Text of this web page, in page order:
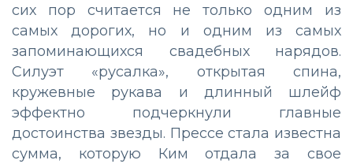
сих пор считается не только одним из
самых дорогих, но и одним из самых
запоминающихся свадебных нарядов.
Силуэт «русалка», открытая спина,
кружевные рукава и длинный шлейф
эффектно подчеркнули главные
достоинства звезды. Прессе стала известна
сумма, которую Ким отдала за свое